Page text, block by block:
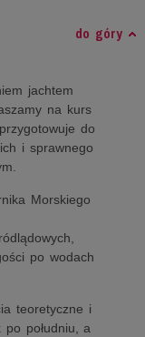
do góry
jachtem
na kurs
do
i sprawnego
Morskiego
po wodach
teoretyczne i
południu, a